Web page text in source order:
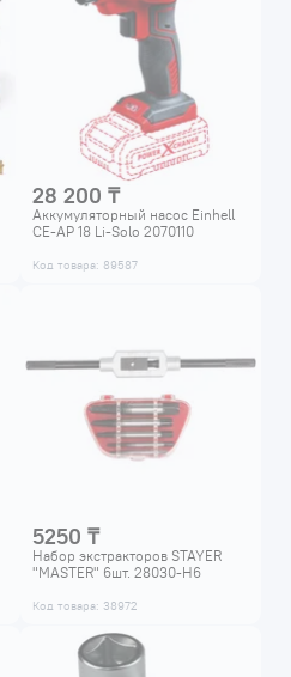
28 200 ₸
Аккумуляторный насос Einhell
CE-AP 18 Li-Solo 2070110
Код товара: 89587
5250 ₸
Набор экстракторов STAYER
"MASTER" 6шт. 28030-H6
Код товара: 38972